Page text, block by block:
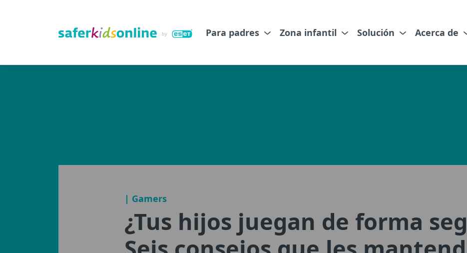
Para padres Zona infantil Solución Acerca de
| Gamers
¿Tus hijos juegan de forma